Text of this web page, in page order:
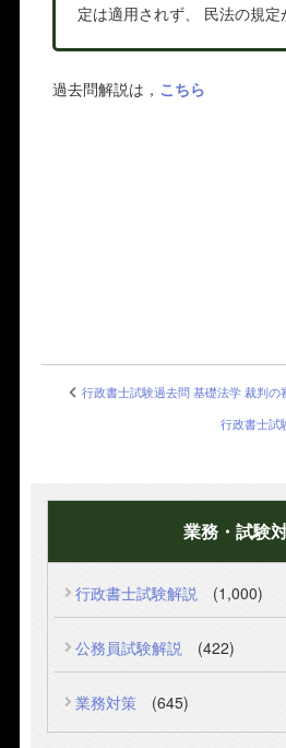
定は適用されず、 民法の規定
過去問解説は， こちら
行政書士試験過去問 基礎法学 裁判の
行政書士試
業務・試験
行政書士試験解説 (1,000)
公務員試験解説 (422)
業務対策 (645)